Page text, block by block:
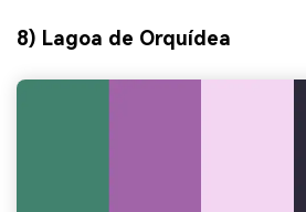
8) Lagoa de Orquídea